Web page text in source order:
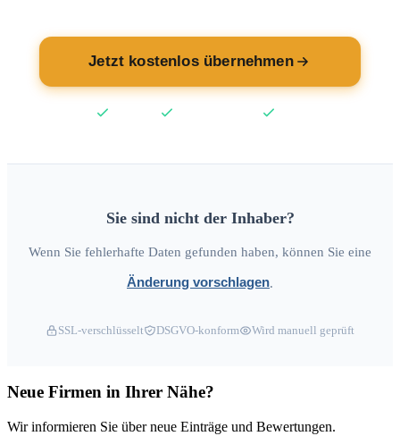
Jetzt kostenlos übernehmen
Sie sind nicht der Inhaber?
Wenn Sie fehlerhafte Daten gefunden haben, können Sie eine
Änderung vorschlagen
SSL-verschlüsselt DSGVO-konform Wird manuell geprüft
Neue Firmen in Ihrer Nähe?
Wir informieren Sie über neue Einträge und Bewertungen.